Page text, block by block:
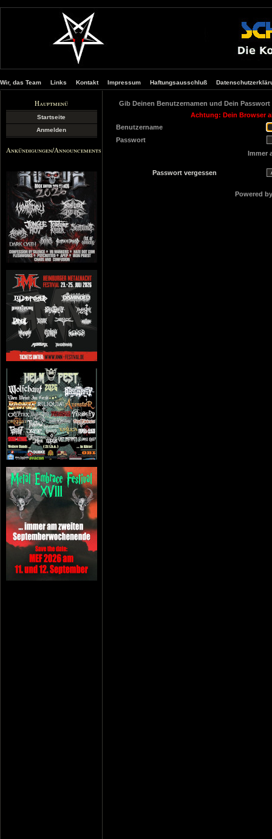
Wir, das Team Links Kontakt Impressum Haftungsausschluß
Hauptmenü
Startseite
Anmelden
Ankündigungen/Announcements
Gib Deinen Benutzernamen und Dein
Achtung: Dein Browser
Benutzername
Passwort
Immer
Passwort vergessen
Powered